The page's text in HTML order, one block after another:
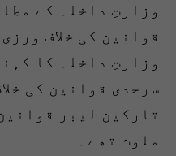
قوانین کی خلاف
تارکین لیبر
ملوث تھے۔